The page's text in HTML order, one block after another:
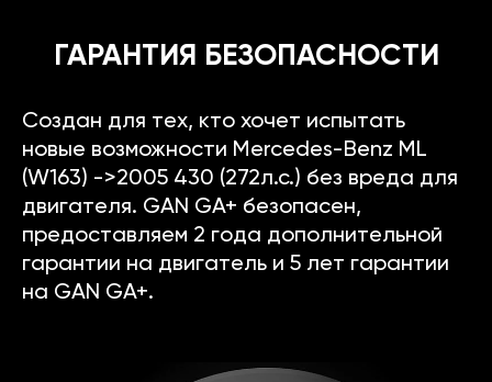
ГАРАНТИЯ БЕЗОПАСНОСТИ
Создан для тех, кто хочет испытать
новые возможности Mercedes-Benz ML
(W163) ->2005 430 (272л.с.) без вреда для
двигателя. GAN GA+ безопасен,
предоставляем 2 года дополнительной
гарантии на двигатель и 5 лет гарантии
на GAN GA+.